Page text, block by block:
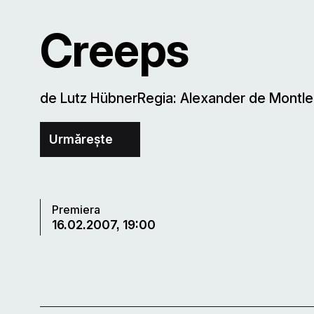
Creeps
de Lutz HübnerRegia: Alexander de
Urmărește
Premiera
16.02.2007, 19:00